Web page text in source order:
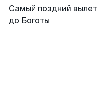
Самый поздний вылет
до Боготы